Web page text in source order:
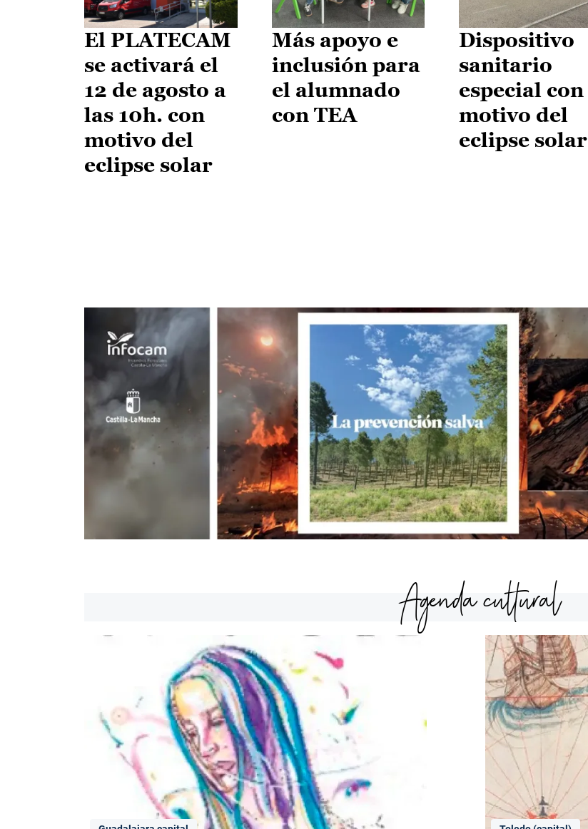
El PLATECAM
se activará el
12 de agosto a
las 10h. con
motivo del
eclipse solar
Más apoyo e
inclusión para
el alumnado
con TEA
Dispositivo
sanitario
especial con
motivo del
eclipse solar
Agenda cultural